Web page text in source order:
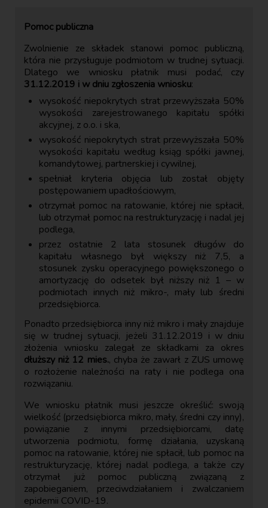
Pomoc publiczna
Zwolnienie ze składek stanowi pomoc publiczną,
która nie przysługuje podmiotom w trudnej sytuacji.
Dlatego we wniosku płatnik musi podać, czy
31.12.2019 i w dniu zgłoszenia wniosku:
wysokość niepokrytych strat przewyższała 50%
wysokości zarejestrowanego kapitału spółki
akcyjnej, z o.o. i ska,
wysokość niepokrytych strat przewyższała 50%
wysokości kapitału według ksiąg spółki jawnej,
komandytowej, partnerskiej i cywilnej,
spełniał kryteria objęcia lub został objęty
postępowaniem upadłościowym,
otrzymał pomoc na ratowanie, której nie spłacił,
lub otrzymał pomoc na restrukturyzację i nadal jej
podlega,
przez ostatnie 2 lata stosunek długów do
kapitału własnego był większy niż 7,5, a
stosunek zysku operacyjnego powiększonego o
amortyzację do odsetek był niższy niż 1 – w
podmiotach innych niż mikro-, mały lub średni
przedsiębiorca.
Ponadto przedsiębiorca inny niż mikro i mały znajduje
się w trudnej sytuacji, jeżeli 31.12.2019 i w dniu
złożenia wniosku zalegał ze składkami za okres
dłuższy niż 12 mies., chyba że zawarł z ZUS umowę
o rozłożenie należności na raty i nie podlega ona
rozwiązaniu.
We wniosku płatnik musi jeszcze określić: swoją
wielkość (przedsiębiorca mikro, mały, średni czy inny),
powiązanie z innymi przedsiębiorcami, datę
utworzenia podmiotu, formę działania, uzyskaną
pomoc na ratowanie, której nie spłacił, lub pomoc na
restrukturyzację, której nadal podlega, a także czy
otrzymał już pomoc publiczną związaną z
zapobieganiem, przeciwdziałaniem i zwalczaniem
epidemii COVID-19.